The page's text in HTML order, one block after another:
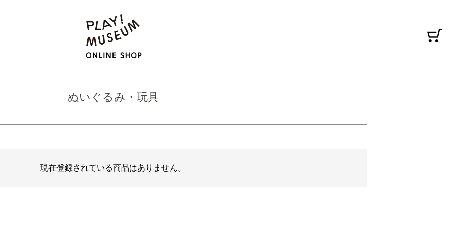
ぬいぐるみ・玩具
現在登録されている商品はありません。